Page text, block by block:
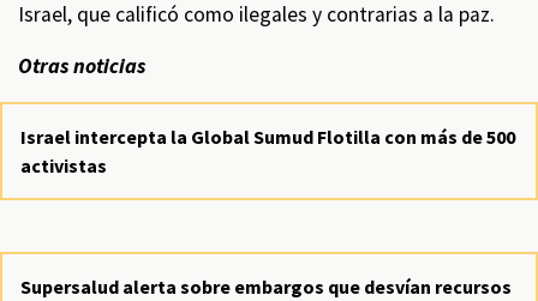
Israel, que calificó como ilegales y contrarias a la paz.
Otras noticias
Israel intercepta la Global Sumud Flotilla con más de 500
activistas
Supersalud alerta sobre embargos que desvían recursos